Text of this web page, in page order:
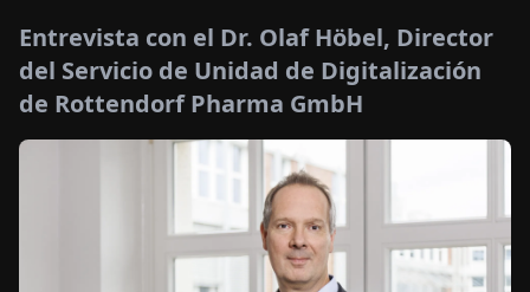
Entrevista con el Dr. Olaf Höbel, Director
del Servicio de Unidad de Digitalización
de Rottendorf Pharma GmbH